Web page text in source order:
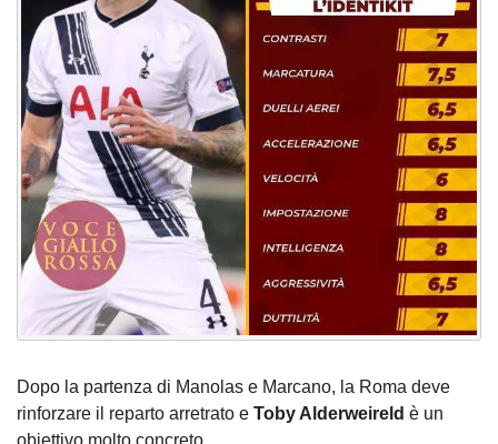
Dopo la partenza di Manolas e Marcano, la Roma deve
rinforzare il reparto arretrato e Toby Alderweireld è un
obiettivo molto concreto.